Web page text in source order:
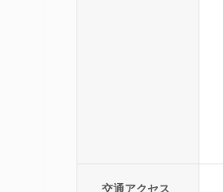
交通アクセス